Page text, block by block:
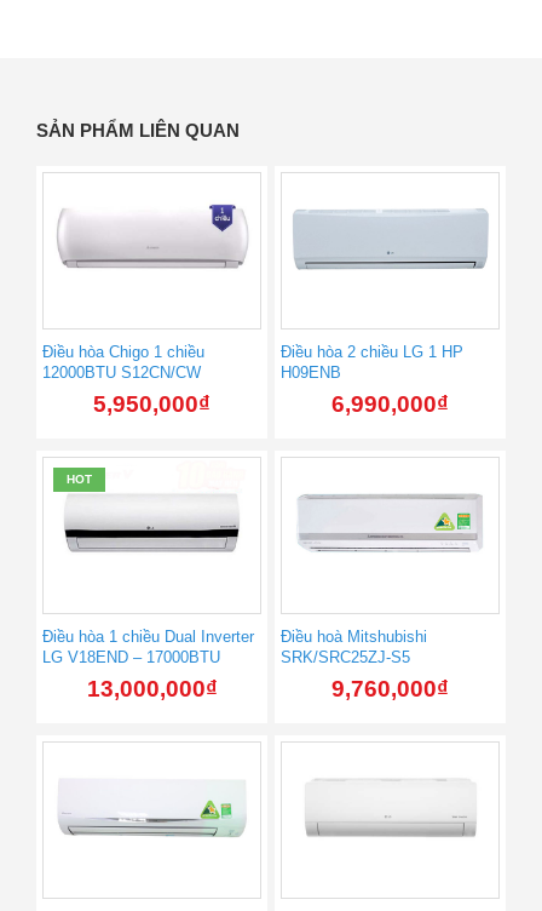
SẢN PHẨM LIÊN QUAN
Điều hòa Chigo 1 chiều
12000BTU S12CN/CW
5,950,000₫
Điều hòa 2 chiều LG 1 HP
H09ENB
6,990,000₫
HOT
Điều hòa 1 chiều Dual Inverter
LG V18END – 17000BTU
13,000,000₫
Điều hoà Mitshubishi
SRK/SRC25ZJ-S5
9,760,000₫